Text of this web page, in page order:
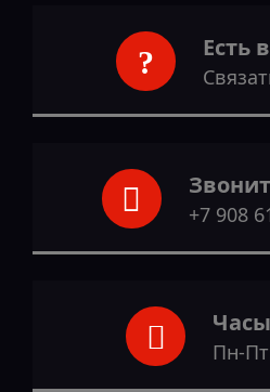
Есть
+7 908
Пн-